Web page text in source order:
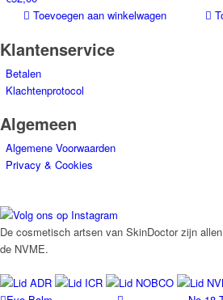
Toevoegen aan winkelwagen
Klantenservice
Betalen
Klachtenprotocol
Algemeen
Algemene Voorwaarden
Privacy & Cookies
De cosmetisch artsen van SkinDoctor zijn
de NVME.